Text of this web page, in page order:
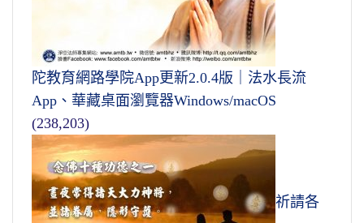
陀教育網路學院App更新2.0.4版｜法水長流
App、華藏桌面瀏覽器Windows/macOS
(238,203)
祈請各